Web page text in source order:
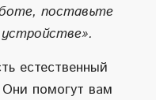
поставьте
естественный
помогут вам